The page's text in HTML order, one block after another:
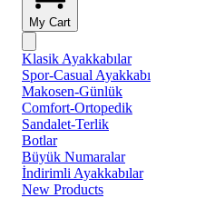
My Cart
Klasik Ayakkabılar
Spor-Casual Ayakkabı
Makosen-Günlük
Comfort-Ortopedik
Sandalet-Terlik
Botlar
Büyük Numaralar
İndirimli Ayakkabılar
New Products